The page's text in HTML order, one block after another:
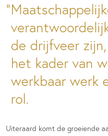
de drijfveer
het kader van
werkbaar werk
rol.
Uiteraard komt de groeiende